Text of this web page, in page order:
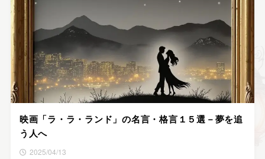
映画「ラ・ラ・ランド」の名言・格言１５選－夢を追
う人へ
2025/04/13